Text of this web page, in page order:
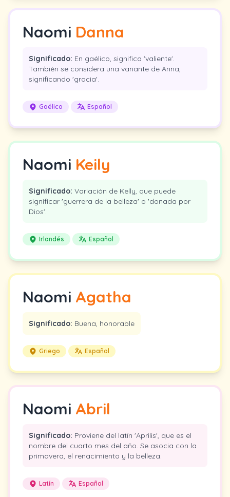
Naomi Danna
Significado: En gaélico, significa 'valiente'.
También se considera una variante de Anna,
significando 'gracia'.
Gaélico Español
Naomi Keily
Significado: Variación de Kelly, que puede
significar 'guerrera de la belleza' o 'donada por
Dios'.
Irlandés Español
Naomi Agatha
Significado: Buena, honorable
Griego Español
Naomi Abril
Significado: Proviene del latín 'Aprilis', que es el
nombre del cuarto mes del año. Se asocia con la
primavera, el renacimiento y la belleza.
Latín Español